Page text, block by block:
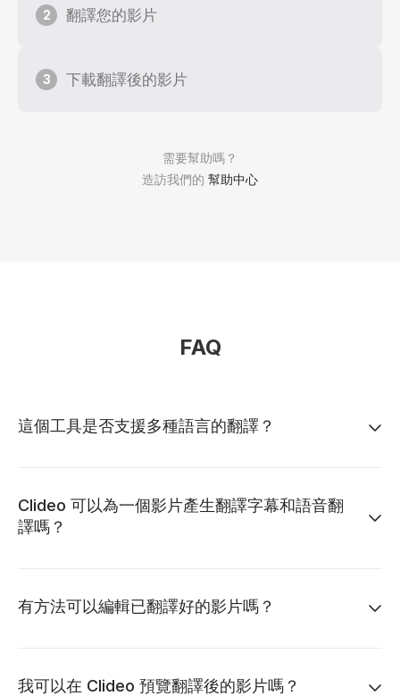
需要幫助嗎？
造訪我們的 幫助中心
2 翻譯您的影片
3 下載翻譯後的影片
FAQ
這個工具是否支援多種語言的翻譯？
Clideo 可以為一個影片產生翻譯字幕和語音翻
譯嗎？
有方法可以編輯已翻譯好的影片嗎？
我可以在 Clideo 預覽翻譯後的影片嗎？